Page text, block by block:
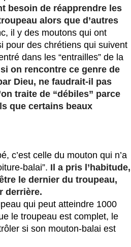
besoin de réapprendre les
alors que d’autres
il y des moutons qui ont
pour des chrétiens qui suivent
dans les “entrailles” de la
on rencontre ce genre de
Dieu, ne faudrait-il pas
traite de “débiles” parce
que certains beaux
c’est celle du mouton qui n’a
balai”. Il a pris l’habitude,
le dernier du troupeau,
derrière.
qui peut atteindre 1000
le troupeau est complet, le
si son mouton-balai est